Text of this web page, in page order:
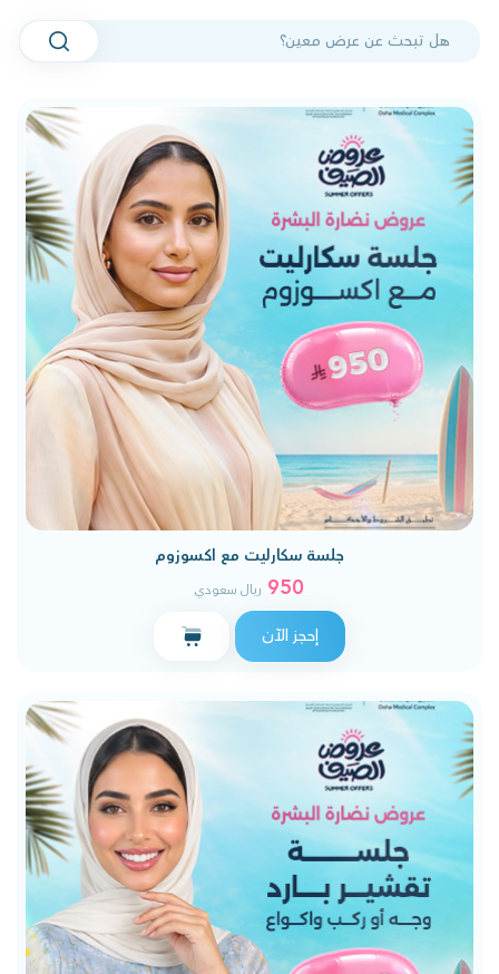
البحث في العروض
جلسة سكارليت مع اكسوزوم
950 ريال سعودي
إحجز الآن